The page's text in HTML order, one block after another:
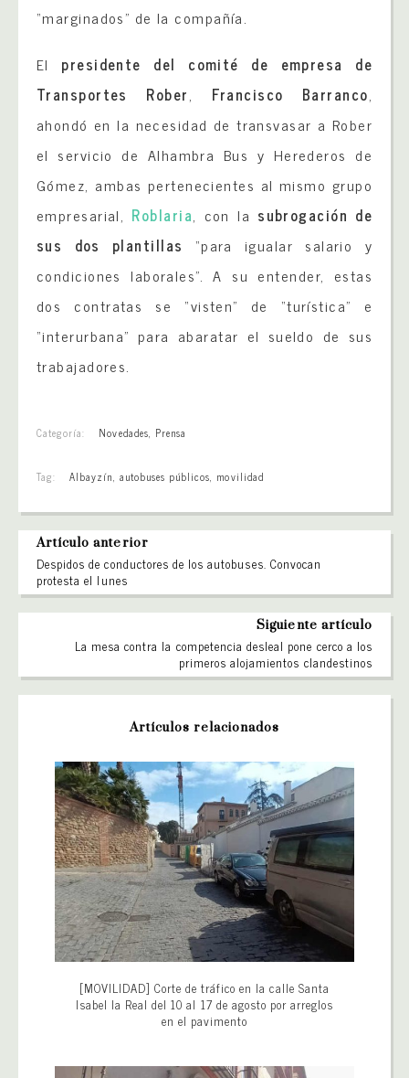
“marginados” de la compañía.
El presidente del comité de empresa de
Transportes Rober, Francisco Barranco,
ahondó en la necesidad de transvasar a Rober
el servicio de Alhambra Bus y Herederos de
Gómez, ambas pertenecientes al mismo grupo
empresarial, Roblaria, con la subrogación de
sus dos plantillas “para igualar salario y
condiciones laborales”. A su entender, estas
dos contratas se “visten” de “turística” e
“interurbana” para abaratar el sueldo de sus
trabajadores.
Categoría: Novedades, Prensa
Tag: Albayzín, autobuses públicos, movilidad
Artículo anterior
Despidos de conductores de los autobuses. Convocan
protesta el lunes
Siguiente artículo
La mesa contra la competencia desleal pone cerco a los
primeros alojamientos clandestinos
Artículos relacionados
[MOVILIDAD] Corte de tráfico en la calle Santa
Isabel la Real del 10 al 17 de agosto por arreglos
en el pavimento